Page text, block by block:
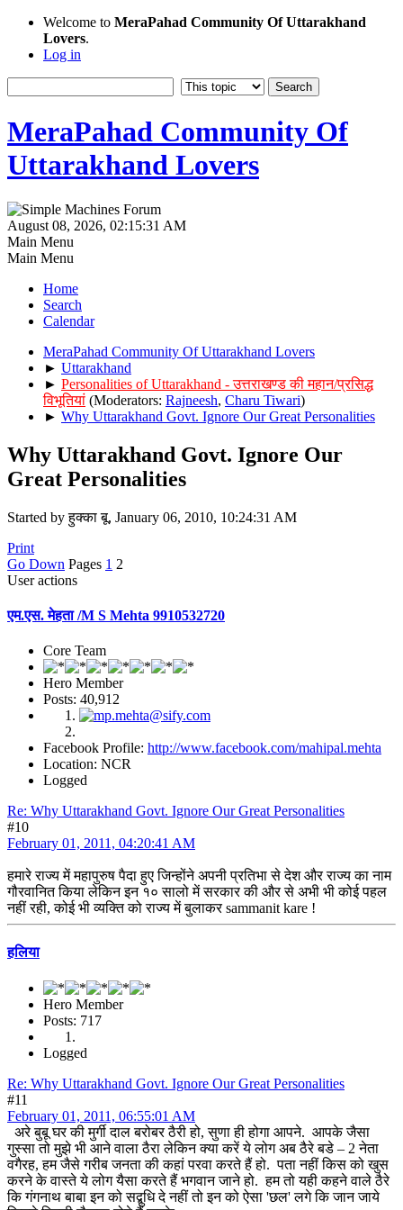
Welcome to MeraPahad Community Of Uttarakhand
Lovers.
Log in
MeraPahad Community Of
Uttarakhand Lovers
August 08, 2026, 02:15:31 AM
Main Menu
Main Menu
Home
Search
Calendar
MeraPahad Community Of Uttarakhand Lovers
► Uttarakhand
► Personalities of Uttarakhand - उत्तराखण्ड की महान/प्रसिद्ध
विभूतियां (Moderators: Rajneesh, Charu Tiwari)
► Why Uttarakhand Govt. Ignore Our Great Personalities
Why Uttarakhand Govt. Ignore Our
Great Personalities
Started by हुक्का बू, January 06, 2010, 10:24:31 AM
Print
Go Down Pages 1 2
User actions
एम.एस. मेहता /M S Mehta 9910532720
Core Team
Hero Member
Posts: 40,912
Facebook Profile: http://www.facebook.com/mahipal.mehta
Location: NCR
Logged
Re: Why Uttarakhand Govt. Ignore Our Great Personalities
#10
February 01, 2011, 04:20:41 AM
हमारे राज्य में महापुरुष पैदा हुए जिन्होंने अपनी प्रतिभा से देश और राज्य का नाम
गौरवानित किया लेकिन इन १० सालो में सरकार की और से अभी भी कोई पहल
नहीं रही, कोई भी व्यक्ति को राज्य में बुलाकर sammanit kare !
हलिया
Hero Member
Posts: 717
Logged
Re: Why Uttarakhand Govt. Ignore Our Great Personalities
#11
February 01, 2011, 06:55:01 AM
अरे बुबू घर की मुर्गी दाल बरोबर ठैरी हो, सुणा ही होगा आपने. आपके जैसा
गुस्सा तो मुझे भी आने वाला ठैरा लेकिन क्या करें ये लोग अब ठैरे बडे – 2 नेता
वगैरह, हम जैसे गरीब जनता की कहां परवा करते हैं हो. पता नहीं किस को खुस
करने के वास्ते ये लोग यैसा करते हैं भगवान जाने हो. हम तो यही कहने वाले ठैरे
कि गंगनाथ बाबा इन को सद्बुधि दे नहीं तो इन को ऐसा 'छल' लगे कि जान जाये